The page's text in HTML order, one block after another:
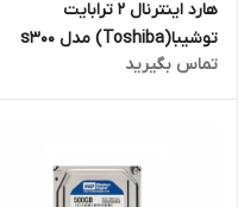
هارد اینترنال 2 ترابایت
توشیبا(Toshiba) مدل s300
surveillance
تماس بگیرید